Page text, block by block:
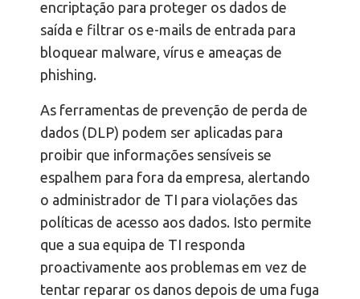
encriptação para proteger os dados de
saída e filtrar os e-mails de entrada para
bloquear malware, vírus e ameaças de
phishing.
As ferramentas de prevenção de perda de
dados (DLP) podem ser aplicadas para
proibir que informações sensíveis se
espalhem para fora da empresa, alertando
o administrador de TI para violações das
políticas de acesso aos dados. Isto permite
que a sua equipa de TI responda
proactivamente aos problemas em vez de
tentar reparar os danos depois de uma fuga